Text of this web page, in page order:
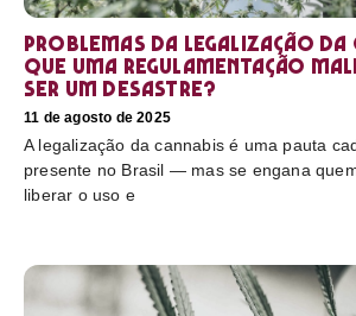
Problemas da legalização da
que uma regulamentação
ser um desastre?
11 de agosto de 2025
A legalização da cannabis é uma pauta
presente no Brasil — mas se engana
liberar o uso e